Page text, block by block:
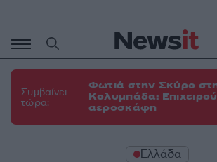
περιεχόμενο
Συμβαίνει
τώρα:
Φωτιά στην Σκύρο
Κολυμπάδα:
αεροσκάφη
Ελλάδα